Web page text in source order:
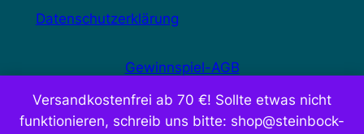
Versandkostenfrei ab 70 €! Sollte etwas nicht
funktionieren, schreib uns bitte: shop@steinbock-
Datenschutzerklärung
Gewinnspiel-AGB